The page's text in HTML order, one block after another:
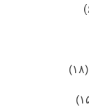
(۱۸)